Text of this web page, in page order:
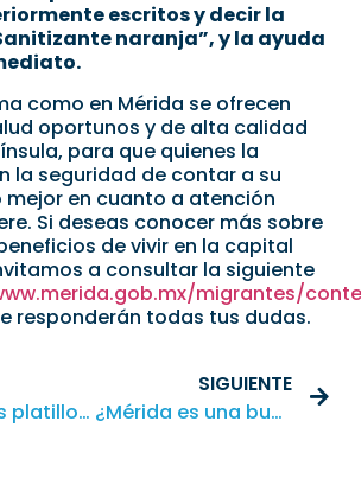
escritos y decir la
naranja”, y la ayuda
como en Mérida se ofrecen
oportunos y de alta calidad
para que quienes la
la seguridad de contar a su
mejor en cuanto a atención
Si deseas conocer más sobre
de vivir en la capital
a consultar la siguiente
migrantes/
responderán todas tus dudas.
Conoce los platillos yucatecos de cada temporada
SIGUIENTE
¿Mérida es una buena ciudad para crecer niños?